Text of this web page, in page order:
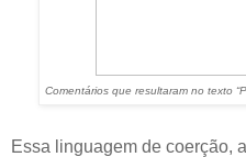
Comentários que resultaram no texto
Essa linguagem de coerção,